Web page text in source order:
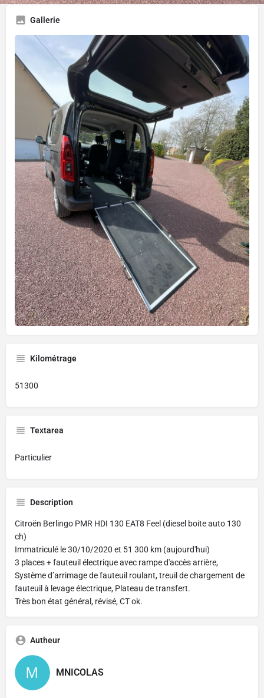
Gallerie
Kilométrage
51300
Textarea
Particulier
Description
Citroën Berlingo PMR HDI 130 EAT8 Feel (diesel boite auto 130
ch)
Immatriculé le 30/10/2020 et 51 300 km (aujourd'hui)
3 places + fauteuil électrique avec rampe d'accès arrière,
Système d’arrimage de fauteuil roulant, treuil de chargement de
fauteuil à levage électrique, Plateau de transfert.
Très bon état général, révisé, CT ok.
Autheur
MNICOLAS